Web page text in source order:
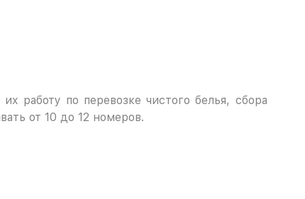
работу по перевозке чистого белья, сбора
от 10 до 12 номеров.